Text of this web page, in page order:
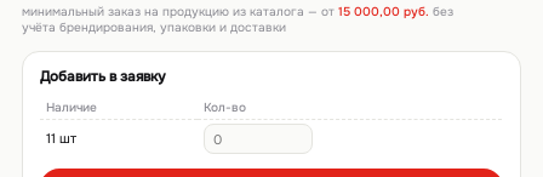
минимальный заказ на продукцию из каталога — от 15 000,00 руб. без
учёта брендирования, упаковки и доставки
Добавить в заявку
Наличие Кол-во
11 шт